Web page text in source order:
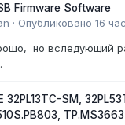
Firmware Software
· Опубликовано 16
но вследующий
32PL13TC-SM,